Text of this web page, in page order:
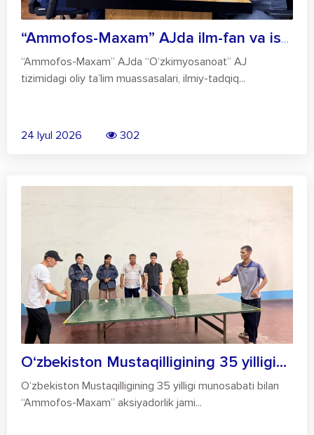
“Ammofos-Maxam” AJda ilm-fan va ishlab c...
“Ammofos-Maxam” AJda “O‘zkimyosanoat” AJ
tizimidagi oliy ta’lim muassasalari, ilmiy-tadqiq...
24 Iyul 2026 302
O‘zbekiston Mustaqilligining 35 yilligi...
O‘zbekiston Mustaqilligining 35 yilligi munosabati bilan
“Ammofos-Maxam” aksiyadorlik jami...